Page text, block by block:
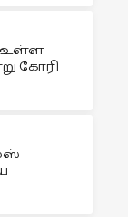
உள்ள
கோரி